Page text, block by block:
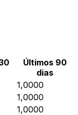
Últimos 90
dias
1,0000
1,0000
1,0000